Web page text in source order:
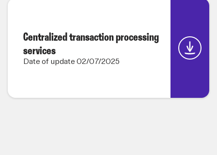
Centralized transaction processing
services
Date of update 02/07/2025